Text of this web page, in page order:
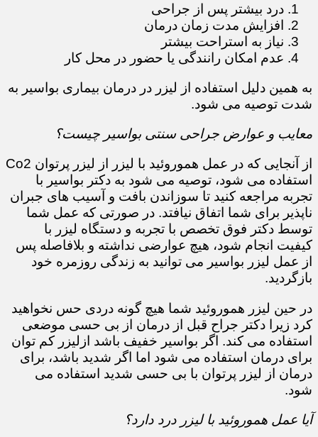
درد بیشتر پس از جراحی
افزایش مدت زمان درمان
نیاز به استراحت بیشتر
عدم امکان رانندگی یا حضور در محل کار
​​​​​​​به همین دلیل استفاده از لیزر در درمان بیماری بواسیر به
شدت توصیه می شود.
معایب و عوارض جراحی سنتی بواسیر چیست؟
از آنجایی که در عمل هموروئید با لیزر از لیزر پرتوان Co2
استفاده می شود، توصیه می شود به دکتر بواسیر با
تجربه مراجعه کنید تا سوزاندن بافت و آسیب های جبران
ناپذیر برای شما اتفاق نیافتد. در صورتی که عمل شما
توسط دکتر فوق تخصص با تجربه و دستگاه لیزر با
کیفیت انجام شود، هیچ عوارضی نداشته و بلافاصله پس
از عمل لیزر بواسیر می توانید به زندگی روزمره خود
بازگردید.
در حین لیزر هموروئید شما هیچ گونه دردی حس نخواهید
کرد زیرا دکتر جراح قبل از درمان از بی حسی موضعی
استفاده می کند. اگر بواسیر خفیف باشد ازلیزر کم توان
برای درمان استفاده می شود اما اگر شدید باشد، برای
درمان از لیزر پرتوان با بی حسی شدید استفاده می
شود.
آیا عمل هموروئید با لیزر درد دارد؟